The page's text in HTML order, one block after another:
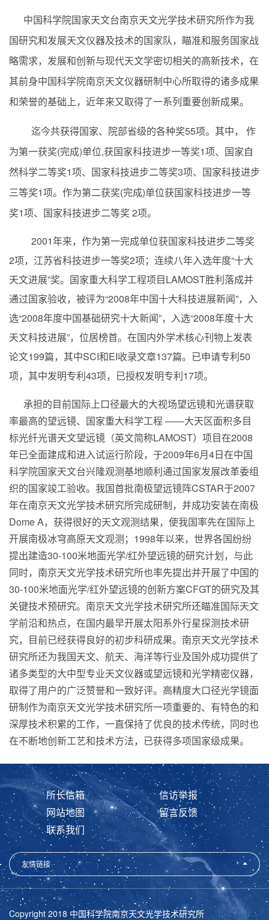
中国科学院国家天文台南京天文光学技术研究所作为我
国研究和发展天文仪器及技术的国家队，瞄准和服务国家战
略需求，发展和创新与现代天文学密切相关的高新技术，在
其前身中国科学院南京天文仪器研制中心所取得的诸多成果
和荣誉的基础上，近年来又取得了一系列重要创新成果。
迄今共获得国家、院部省级的各种奖55项。其中， 作
为第一获奖(完成)单位,获国家科技进步一等奖1项、国家自
然科学二等奖1项、国家科技进步二等奖3项、国家科技进步
三等奖1项。作为第二获奖(完成)单位获国家科技进步一等
奖1项、国家科技进步二等奖 2项。
2001年来，作为第一完成单位获国家科技进步二等奖
2项，江苏省科技进步一等奖2项；连续八年入选年度“十大
天文进展”奖。国家重大科学工程项目LAMOST胜利落成并
通过国家验收，被评为“2008年中国十大科技进展新闻”，入
选“2008年度中国基础研究十大新闻”，入选“2008年度十大
天文科技进展”，位居榜首。在国内外学术核心刊物上发表
论文199篇，其中SCI和EI收录文章137篇。已申请专利50
项，其中发明专利43项，已授权发明专利17项。
承担的目前国际上口径最大的大视场望远镜和光谱获取
率最高的望远镜、国家重大科学工程 ——大天区面积多目
标光纤光谱天文望远镜（英文简称LAMOST）项目在2008
年已全面建成和进入试运行阶段，于2009年6月4日在中国
科学院国家天文台兴隆观测基地顺利通过国家发展改革委组
织的国家竣工验收。我国首批南极望远镜阵CSTAR于2007
年在南京天文光学技术研究所完成研制，并成功安装在南极
Dome A，获得很好的天文观测结果，使我国率先在国际上
开展南极冰穹高原天文观测； 1998年以来，世界各国纷纷
提出建造30-100米地面光学/红外望远镜的研究计划，与此
同时，南京天文光学技术研究所也率先提出并开展了中国的
30-100米地面光学/红外望远镜的创新方案CFGT的研究及其
关键技术预研究。南京天文光学技术研究所还瞄准国际天文
学前沿和热点，在国内最早开展太阳系外行星探测技术研
究，目前已经获得良好的初步科研成果。南京天文光学技术
研究所还为我国天文、航天、海洋等行业及国外成功提供了
诸多类型的大中型专业天文仪器或望远镜和光学精密仪器，
取得了用户的广泛赞誉和一致好评。高精度大口径光学镜面
研制作为南京天文光学技术研究所一项重要的、有特色的和
深厚技术积累的工作，一直保持了优良的技术传统，同时也
在不断地创新工艺和技术方法，已获得多项国家级成果。
所长信箱
信访举报
网站地图
留言反馈
联系我们
友情链接
Copyright 2018 中国科学院南京天文光学技术研究所